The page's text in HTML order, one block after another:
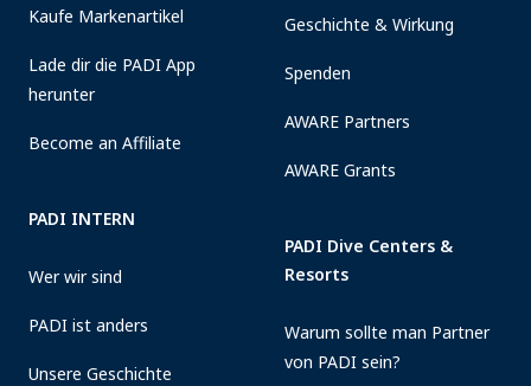
Kaufe Markenartikel
Lade dir die PADI App
herunter
Become an Affiliate
PADI INTERN
Wer wir sind
PADI ist anders
Unsere Geschichte
Geschichte & Wirkung
Spenden
AWARE Partners
AWARE Grants
PADI Dive Centers &
Resorts
Warum sollte man Partner
von PADI sein?